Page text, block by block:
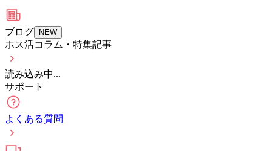
ブログ NEW
ホス活コラム・特集記事
読み込み中...
サポート
よくある質問